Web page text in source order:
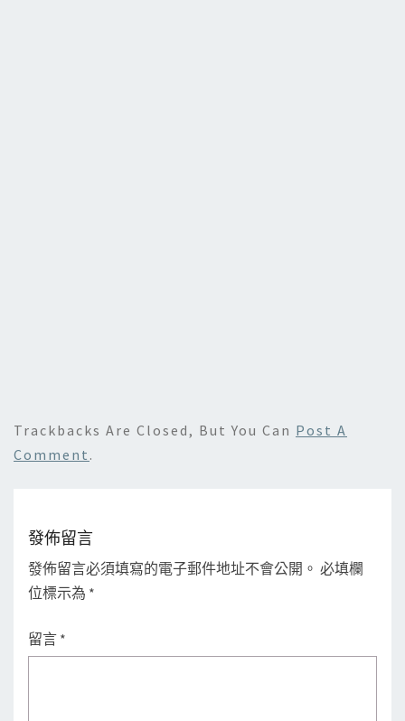
Trackbacks Are Closed, But You Can Post A
Comment .
發佈留言
發佈留言必須填寫的電子郵件地址不會公開。 必填欄
位標示為 *
留言 *